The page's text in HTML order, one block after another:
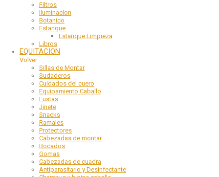
Filtros
Iluminacion
Botanico
Estanque
Estanque Limpieza
Libros
EQUITACION
Volver
Sillas de Montar
Sudaderos
Cuidados del cuero
Equipamiento Caballo
Fustas
Jinete
Snacks
Ramales
Protectores
Cabezadas de montar
Bocados
Gomas
Cabezadas de cuadra
Antiparasitario y Desinfectante